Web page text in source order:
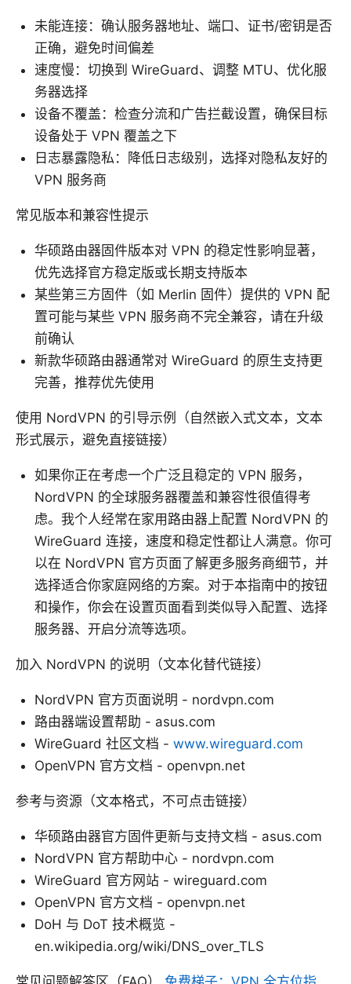
未能连接：确认服务器地址、端口、证书/密钥是否
正确，避免时间偏差
速度慢：切换到 WireGuard、调整 MTU、优化服
务器选择
设备不覆盖：检查分流和广告拦截设置，确保目标
设备处于 VPN 覆盖之下
日志暴露隐私：降低日志级别，选择对隐私友好的
VPN 服务商
常见版本和兼容性提示
华硕路由器固件版本对 VPN 的稳定性影响显著，
优先选择官方稳定版或长期支持版本
某些第三方固件（如 Merlin 固件）提供的 VPN 配
置可能与某些 VPN 服务商不完全兼容，请在升级
前确认
新款华硕路由器通常对 WireGuard 的原生支持更
完善，推荐优先使用
使用 NordVPN 的引导示例（自然嵌入式文本，文本
形式展示，避免直接链接）
如果你正在考虑一个广泛且稳定的 VPN 服务，
NordVPN 的全球服务器覆盖和兼容性很值得考
虑。我个人经常在家用路由器上配置 NordVPN 的
WireGuard 连接，速度和稳定性都让人满意。你可
以在 NordVPN 官方页面了解更多服务商细节，并
选择适合你家庭网络的方案。对于本指南中的按钮
和操作，你会在设置页面看到类似导入配置、选择
服务器、开启分流等选项。
加入 NordVPN 的说明（文本化替代链接）
NordVPN 官方页面说明 - nordvpn.com
路由器端设置帮助 - asus.com
WireGuard 社区文档 - www.wireguard.com
OpenVPN 官方文档 - openvpn.net
参考与资源（文本格式，不可点击链接）
华硕路由器官方固件更新与支持文档 - asus.com
NordVPN 官方帮助中心 - nordvpn.com
WireGuard 官方网站 - wireguard.com
OpenVPN 官方文档 - openvpn.net
DoH 与 DoT 技术概览 -
en.wikipedia.org/wiki/DNS_over_TLS